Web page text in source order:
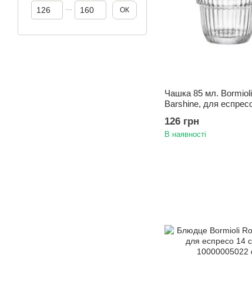
Чашка 85 мл.
Barshine, для
126 грн
В наявності
Від Ціна, грн
До Ціна, грн ОК